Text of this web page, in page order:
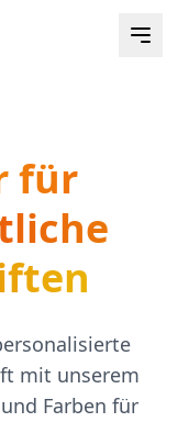
für
mit unserem
Farben für